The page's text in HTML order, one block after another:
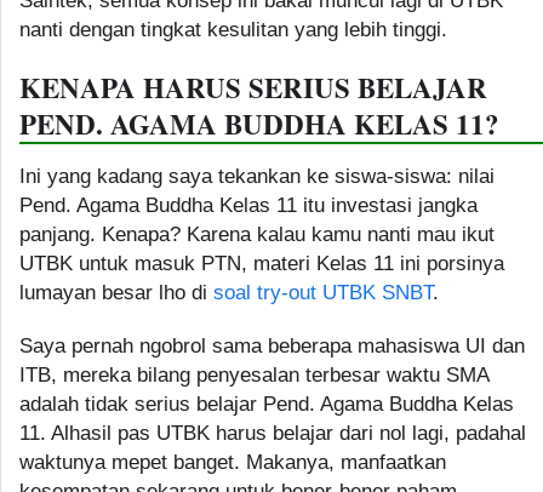
nanti dengan tingkat kesulitan yang lebih tinggi.
KENAPA HARUS SERIUS BELAJAR
PEND. AGAMA BUDDHA KELAS 11?
Ini yang kadang saya tekankan ke siswa-siswa: nilai
Pend. Agama Buddha Kelas 11 itu investasi jangka
panjang. Kenapa? Karena kalau kamu nanti mau ikut
UTBK untuk masuk PTN, materi Kelas 11 ini porsinya
lumayan besar lho di soal try-out UTBK SNBT.
Saya pernah ngobrol sama beberapa mahasiswa UI dan
ITB, mereka bilang penyesalan terbesar waktu SMA
adalah tidak serius belajar Pend. Agama Buddha Kelas
11. Alhasil pas UTBK harus belajar dari nol lagi, padahal
waktunya mepet banget. Makanya, manfaatkan